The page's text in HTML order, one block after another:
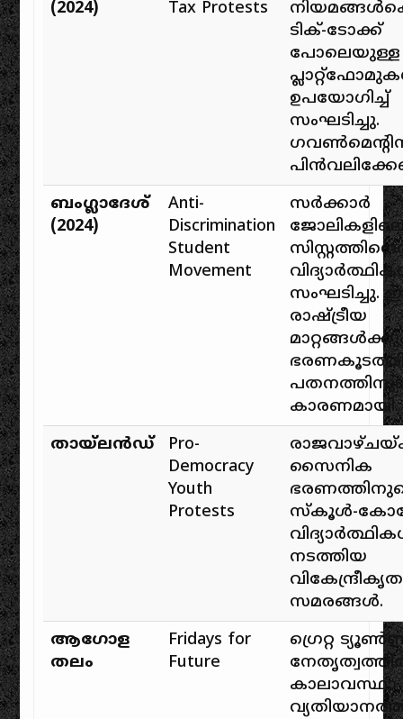
(2024) Tax Protests
ടിക്-ടോക്ക്
പോലെയുള്ള
ഉപയോഗിച്ച്
സംഘടിച്ചു.
ബംഗ്ലാദേശ്
(2024)
Anti-
Discrimination
Student
Movement
സർക്കാർ
ജോലികളിലെ
സംഘടിച്ചു.
രാഷ്ട്രീയ
പതനത്തിനും
കാരണമായി.
തായ്‌ലൻഡ്
Pro-
Democracy
Youth
Protests
സൈനിക
സ്കൂൾ-
നടത്തിയ
വികേന്ദ്രീകൃത
സമരങ്ങൾ.
ആഗോള
തലം
Fridays for
Future
ഗ്രെറ്റ
കാലാവസ്ഥാ